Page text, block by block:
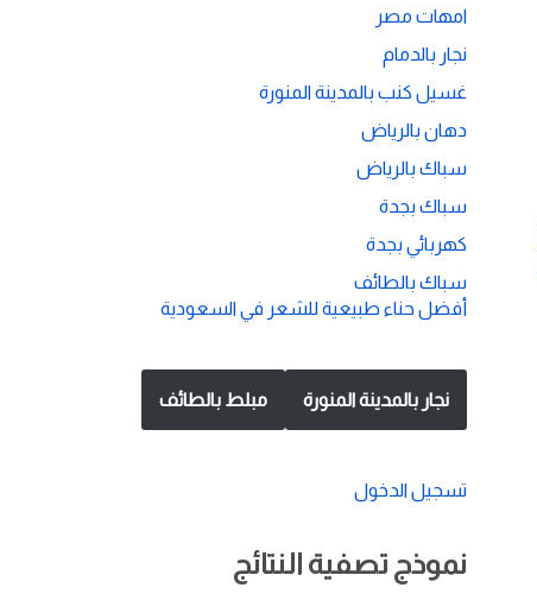
امهات مصر
نجار بالدمام
غسيل كنب بالمدينة المنورة
دهان بالرياض
سباك بالرياض
سباك بجدة
كهربائي بجدة
سباك بالطائف
أفضل حناء طبيعية للشعر في السعودية
نجار بالمدينة المنورة مبلط بالطائف
تسجيل الدخول
نموذج تصفية النتائج